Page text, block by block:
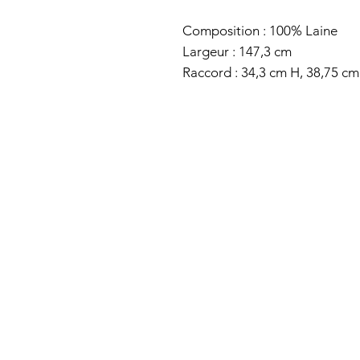
Composition : 100% Laine
Largeur : 147,3 cm
Raccord : 34,3 cm H, 38,75